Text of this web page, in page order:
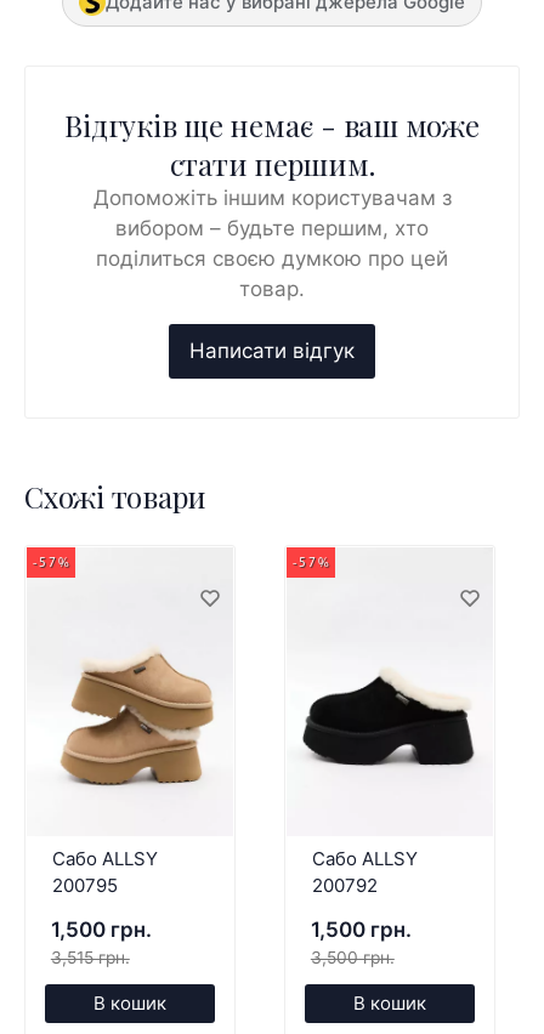
Відгуків ще немає - ваш може
стати першим.
Допоможіть іншим користувачам з
вибором – будьте першим, хто
поділиться своєю думкою про цей
товар.
Схожі товари
-57%
Сабо ALLSY
200795
1,500 грн.
3,515 грн.
В кошик
-57%
Сабо ALLSY
200792
1,500 грн.
3,500 грн.
В кошик